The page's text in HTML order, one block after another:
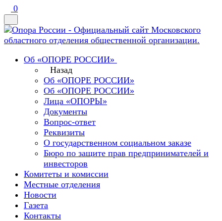
0
Об «ОПОРЕ РОССИИ»
Назад
Об «ОПОРЕ РОССИИ»
Об «ОПОРЕ РОССИИ»
Лица «ОПОРЫ»
Документы
Вопрос-ответ
Реквизиты
О государственном социальном заказе
Бюро по защите прав предпринимателей и
инвесторов
Комитеты и комиссии
Местные отделения
Новости
Газета
Контакты